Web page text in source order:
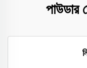
পাউডার